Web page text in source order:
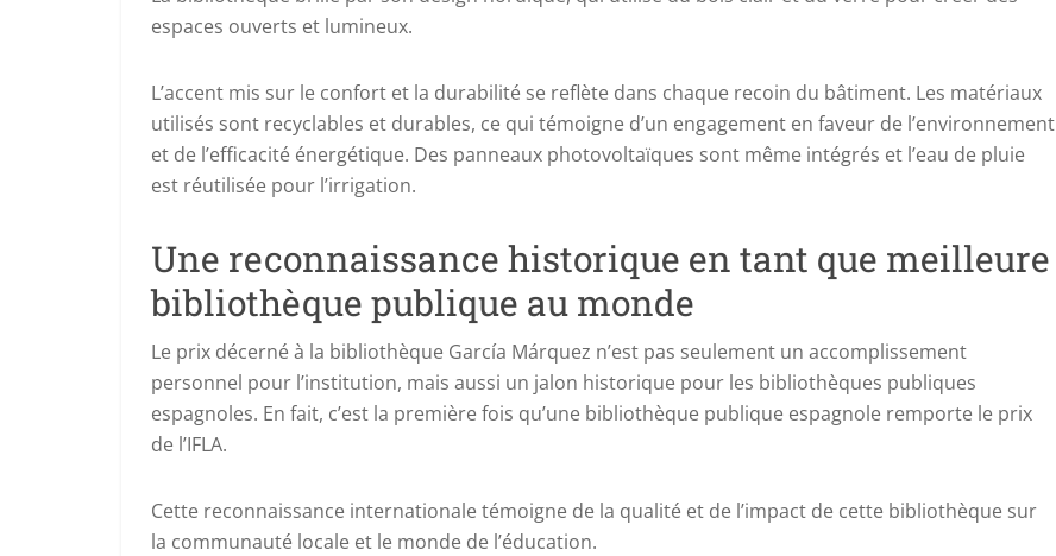
espaces ouverts et lumineux.
L’accent mis sur le confort et la durabilité se reflète dans chaque recoin du bâtiment. Les matériaux
utilisés sont recyclables et durables, ce qui témoigne d’un engagement en faveur de l’environnement
et de l’efficacité énergétique. Des panneaux photovoltaïques sont même intégrés et l’eau de pluie
est réutilisée pour l’irrigation.
Une reconnaissance historique en tant que meilleure
bibliothèque publique au monde
Le prix décerné à la bibliothèque García Márquez n’est pas seulement un accomplissement
personnel pour l’institution, mais aussi un jalon historique pour les bibliothèques publiques
espagnoles. En fait, c’est la première fois qu’une bibliothèque publique espagnole remporte le prix
de l’IFLA.
Cette reconnaissance internationale témoigne de la qualité et de l’impact de cette bibliothèque sur
la communauté locale et le monde de l’éducation.